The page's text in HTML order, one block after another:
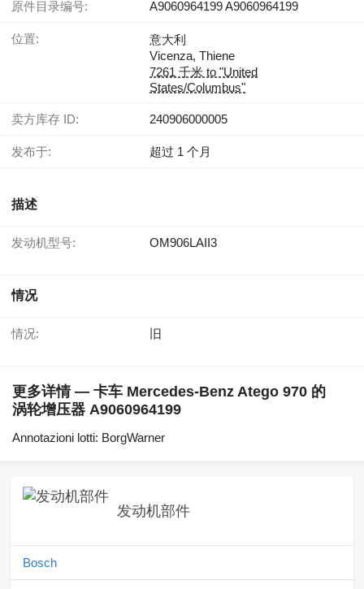
原件目录编号: A9060964199 A9060964199
位置:
意大利
Vicenza, Thiene
7261 千米 to "United
States/Columbus"
卖方库存 ID: 240906000005
发布于: 超过 1 个月
描述
发动机型号: OM906LAII3
情况
情况: 旧
更多详情 — 卡车 Mercedes-Benz Atego 970 的
涡轮增压器 A9060964199
Annotazioni lotti: BorgWarner
发动机部件
Bosch